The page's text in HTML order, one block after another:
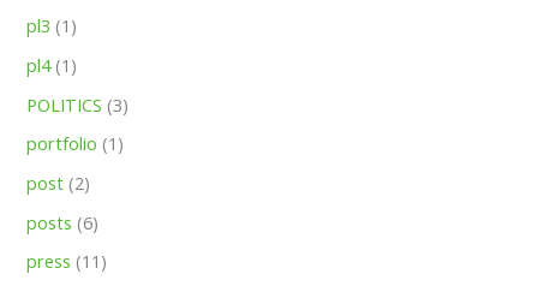
pl3 (1)
pl4(1)
POLITICS (3)
portfolio (1)
post (2)
posts (6)
press (11)